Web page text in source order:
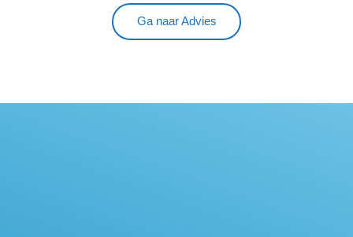
Ga naar Advies